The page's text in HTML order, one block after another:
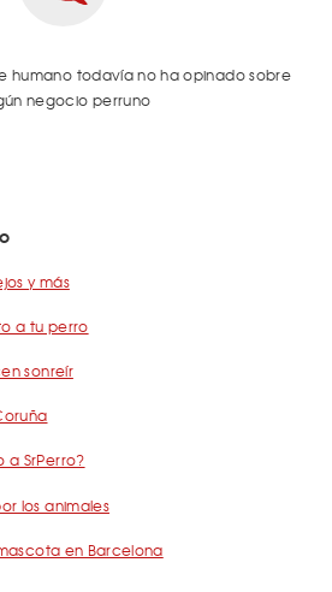
humano todavía no ha opinado sobre
negocio perruno
y más
a tu perro
sonreír
SrPerro?
los animales
en Barcelona